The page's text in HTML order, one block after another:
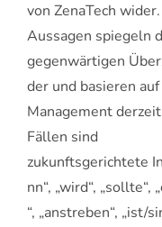
von ZenaTech
Aussagen spiegeln
gegenwärtigen
der und basieren
Management
Fällen sind
zukunftsgerichtete
nn“, „wird“, „sollte“,
“, „anstreben“, „ist/